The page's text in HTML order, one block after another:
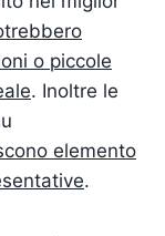
o piccole
. Inoltre le
elemento
.